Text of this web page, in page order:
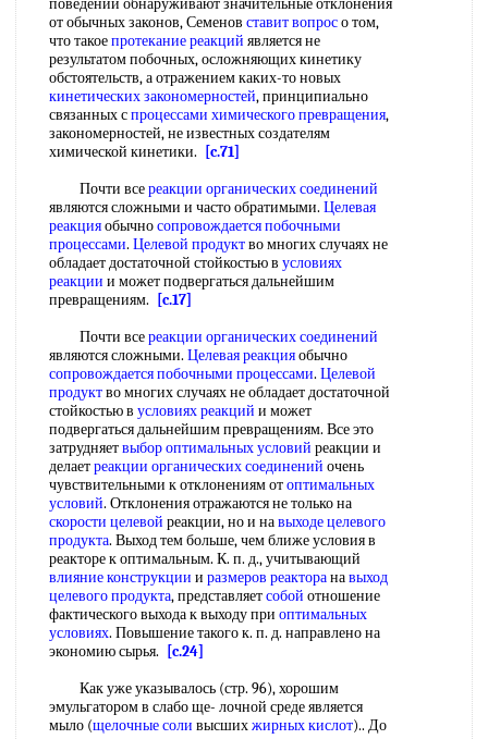
поведении обнаруживают значительные отклонения
от обычных законов, Семенов ставит вопросо том,
что такоепротекание реакций является не
результатом побочных, осложняющих кинетику
обстоятельств, а отражением каких-то новых
кинетических закономерностей, принципиально
связанных спроцессами химического превращения,
закономерностей, не известных создателям
химической кинетики.
[c.71]
Почти всереакции органических соединений
являются сложными и часто обратимыми. Целевая
реакцияобычносопровождается побочными
процессами. Целевой продуктво многих случаях не
обладает достаточной стойкостью в условиях
реакции и может подвергаться дальнейшим
превращениям.
[c.17]
Почти всереакции органических соединений
являются сложными. Целевая реакцияобычно
сопровождается побочными процессами. Целевой
продуктво многих случаях не обладает достаточной
стойкостью в условиях реакций и может
подвергаться дальнейшим превращениям. Все это
затрудняетвыбор оптимальных условий реакции и
делаетреакции органических соединений очень
чувствительными к отклонениям отоптимальных
условий. Отклонения отражаются не только на
скорости целевой реакции, но и навыходе целевого
продукта. Выход тем больше, чем ближе условия в
реакторе к оптимальным. К. п. д., учитывающий
влияние конструкции и размеров реакторанавыход
целевого продукта, представляетсобой отношение
фактического выхода к выходу при оптимальных
условиях. Повышение такого к. п. д. направлено на
экономию сырья.
[c.24]
Как уже указывалось (стр. 96), хорошим
эмульгатором в слабо ще- лочной среде является
мыло (щелочные соли высшихжирных кислот).. До